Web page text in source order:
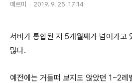
떼르미 2019. 9. 25. 17:14
서버가 통합된 지 5개월째가 넘어가고
많다.
예전에는 거들떠 보지도 않았던 1~2레